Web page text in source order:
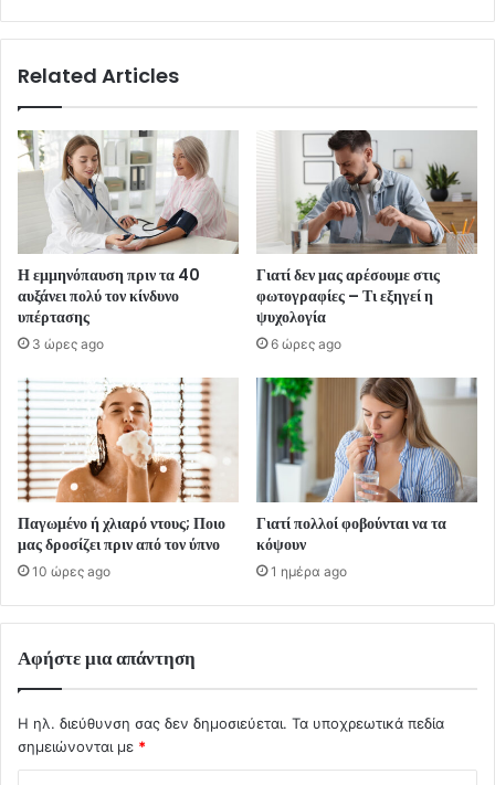
Related Articles
Η εμμηνόπαυση πριν τα 40
αυξάνει πολύ τον κίνδυνο
υπέρτασης
3 ώρες ago
Γιατί δεν μας αρέσουμε στις
φωτογραφίες – Τι εξηγεί η
ψυχολογία
6 ώρες ago
Παγωμένο ή χλιαρό ντους; Ποιο
μας δροσίζει πριν από τον ύπνο
10 ώρες ago
Γιατί πολλοί φοβούνται να τα
κόψουν
1 ημέρα ago
Αφήστε μια απάντηση
Η ηλ. διεύθυνση σας δεν δημοσιεύεται. Τα υποχρεωτικά πεδία
σημειώνονται με *